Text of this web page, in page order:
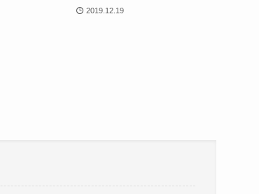
2019.12.19